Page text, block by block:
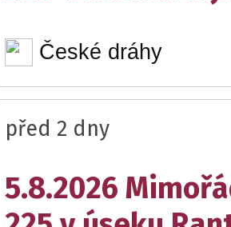
České dráhy
před 2 dny
5.8.2026